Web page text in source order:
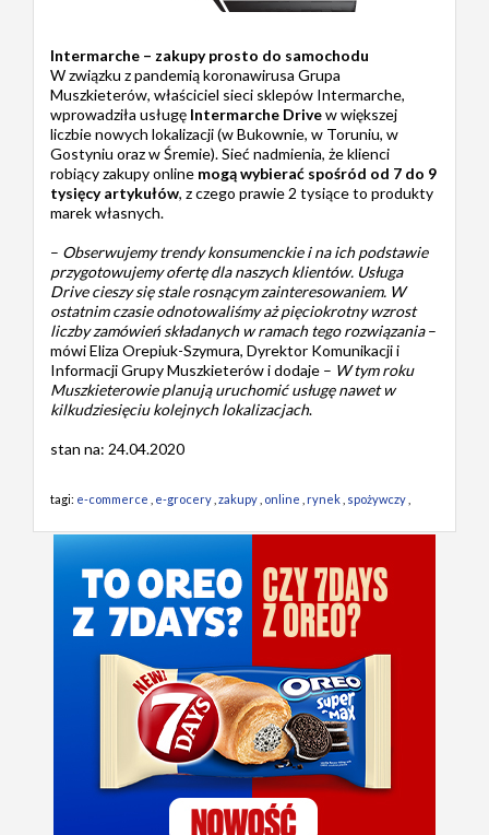
Intermarche – zakupy prosto do samochodu
W związku z pandemią koronawirusa Grupa
Muszkieterów, właściciel sieci sklepów Intermarche,
wprowadziła usługę Intermarche Drivew większej
liczbie nowych lokalizacji (w Bukownie, w Toruniu, w
Gostyniu oraz w Śremie). Sieć nadmienia, że klienci
robiący zakupy online mogą wybierać spośród od 7 do 9
tysięcy artykułów, z czego prawie 2 tysiące to produkty
marek własnych.
– Obserwujemy trendy konsumenckie i na ich podstawie
przygotowujemy ofertę dla naszych klientów. Usługa
Drive cieszy się stale rosnącym zainteresowaniem. W
ostatnim czasie odnotowaliśmy aż pięciokrotny wzrost
liczby zamówień składanych w ramach tego rozwiązania–
mówi Eliza Orepiuk-Szymura, Dyrektor Komunikacji i
Informacji Grupy Muszkieterów i dodaje – W tym roku
Muszkieterowie planują uruchomić usługę nawet w
kilkudziesięciu kolejnych lokalizacjach.
stan na: 24.04.2020
tagi: e-commerce e-grocery zakupy online rynek spożywczy